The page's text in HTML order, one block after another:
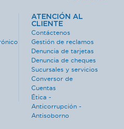
ATENCIÓN AL
CLIENTE
Contáctenos
Gestión de reclamos
Denuncia de tarjetas
Denuncia de cheques
Sucursales y servicios
Conversor de
Cuentas
Ética -
Anticorrupción -
Antisoborno